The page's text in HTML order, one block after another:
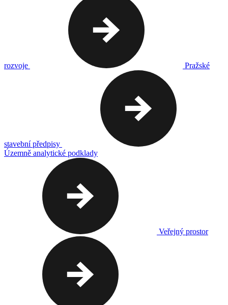
rozvoje Pražské
stavební předpisy
Územně analytické podklady
Veřejný prostor